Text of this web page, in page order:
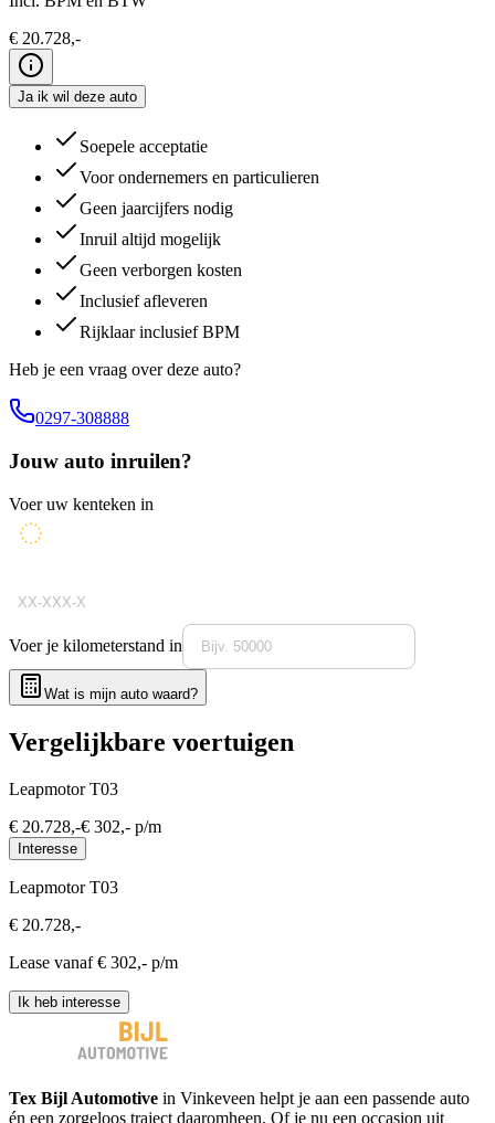
€ 20.728,-
Ja ik wil deze auto
Soepele acceptatie
Voor ondernemers en particulieren
Geen jaarcijfers nodig
Inruil altijd mogelijk
Geen verborgen kosten
Inclusief afleveren
Rijklaar inclusief BPM
Heb je een vraag over deze auto?
0297-308888
Jouw auto inruilen?
Voer uw kenteken in
Voer je kilometerstand in
Wat is mijn auto waard?
Vergelijkbare voertuigen
Leapmotor T03
€ 20.728,-€ 302,- p/m
Interesse
Leapmotor T03
€ 20.728,-
Lease vanaf € 302,- p/m
Ik heb interesse
Tex Bijl Automotive in Vinkeveen helpt je aan een passende auto
én een zorgeloos traject daaromheen. Of je nu een occasion uit